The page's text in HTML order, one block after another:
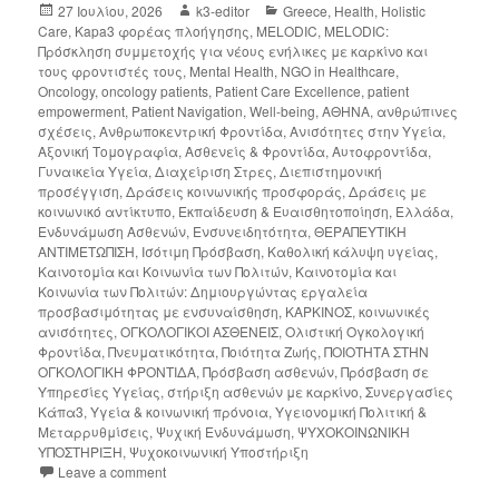
27 Ιουλίου, 2026 k3-editor Greece, Health, Holistic
Care, Kapa3 φορέας πλοήγησης, MELODIC, MELODIC:
Πρόσκληση συμμετοχής για νέους ενήλικες με καρκίνο και
τους φροντιστές τους, Mental Health, NGO in Healthcare,
Oncology,oncology patients, Patient Care Excellence,patient
empowerment, Patient Navigation,Well-being,ΑΘΗΝΑ, ανθρώπινες
σχέσεις,Ανθρωποκεντρική Φροντίδα,Ανισότητες στην Υγεία,
Αξονική Τομογραφία,Ασθενείς & Φροντίδα,Αυτοφροντίδα,
Γυναικεία Υγεία,Διαχείριση Στρες,Διεπιστημονική
προσέγγιση,Δράσεις κοινωνικής προσφοράς,Δράσεις με
κοινωνικό αντίκτυπο, Εκπαίδευση & Ευαισθητοποίηση, Ελλάδα,
Ενδυνάμωση Ασθενών, Ενσυνειδητότητα,ΘΕΡΑΠΕΥΤΙΚΗ
ΑΝΤΙΜΕΤΩΠΙΣΗ, Ισότιμη Πρόσβαση, Καθολική κάλυψη υγείας,
Καινοτομία και Κοινωνία των Πολιτών, Καινοτομία και
Κοινωνία των Πολιτών: Δημιουργώντας εργαλεία
προσβασιμότητας με ενσυναίσθηση, ΚΑΡΚΙΝΟΣ,κοινωνικές
ανισότητες,ΟΓΚΟΛΟΓΙΚΟΙ ΑΣΘΕΝΕΙΣ,Ολιστική Ογκολογική
Φροντίδα,Πνευματικότητα,Ποιότητα Ζωής,ΠΟΙΟΤΗΤΑ ΣΤΗΝ
ΟΓΚΟΛΟΓΙΚΗ ΦΡΟΝΤΙΔΑ,Πρόσβαση ασθενών,Πρόσβαση σε
Υπηρεσίες Υγείας,στήριξη ασθενών με καρκίνο,Συνεργασίες
Κάπα3,Υγεία & κοινωνική πρόνοια,Υγειονομική Πολιτική &
Μεταρρυθμίσεις,Ψυχική Ενδυνάμωση,ΨΥΧΟΚΟΙΝΩΝΙΚΗ
ΥΠΟΣΤΗΡΙΞΗ,Ψυχοκοινωνική Υποστήριξη
Leave a comment